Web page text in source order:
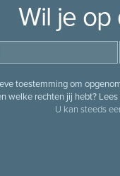
Wil je
toestemming om
welke rechten jij hebt?
U kan steeds